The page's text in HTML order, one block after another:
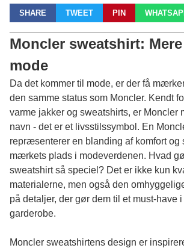
SHARE TWEET PIN
Moncler sweatshirt:
mode
Da det kommer til mode, er der få
den samme status som Moncler. Kendt
varme jakker og sweatshirts, er Moncler
navn - det er et livsstilssymbol. En
repræsenterer en blanding af komfort og
mærkets plads i modeverdenen. Hvad
sweatshirt så speciel? Det er ikke kun
materialerne, men også den
på detaljer, der gør dem til et must-have
garderobe.
Moncler sweatshirtens design er